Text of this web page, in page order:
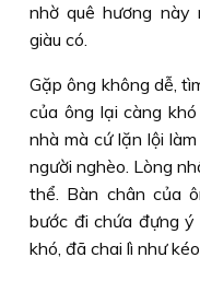
nhờ quê hương này
giàu có.
Gặp ông không dễ,
của ông lại càng
nhà mà cứ lặn lội
người nghèo. Lòng
thể. Bàn chân của
bước đi chứa đựng
khó, đã chai lì như